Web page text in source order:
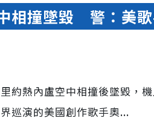
相撞墜毀 警：美
約熱內盧空中相撞後墜毀，
巡演的美國創作歌手奧...